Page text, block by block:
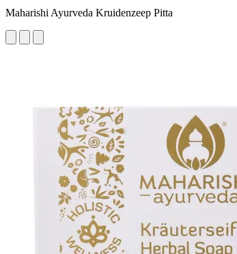
Maharishi Ayurveda Kruidenzeep Pitta